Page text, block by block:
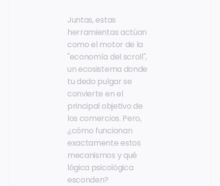
Juntas, estas
herramientas actúan
como el motor de la
"economía del scroll",
un ecosistema donde
tu dedo pulgar se
convierte en el
principal objetivo de
los comercios. Pero,
¿cómo funcionan
exactamente estos
mecanismos y qué
lógica psicológica
esconden?